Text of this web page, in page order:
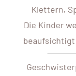
Klettern,
Die Kinder